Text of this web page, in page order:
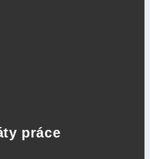
práce